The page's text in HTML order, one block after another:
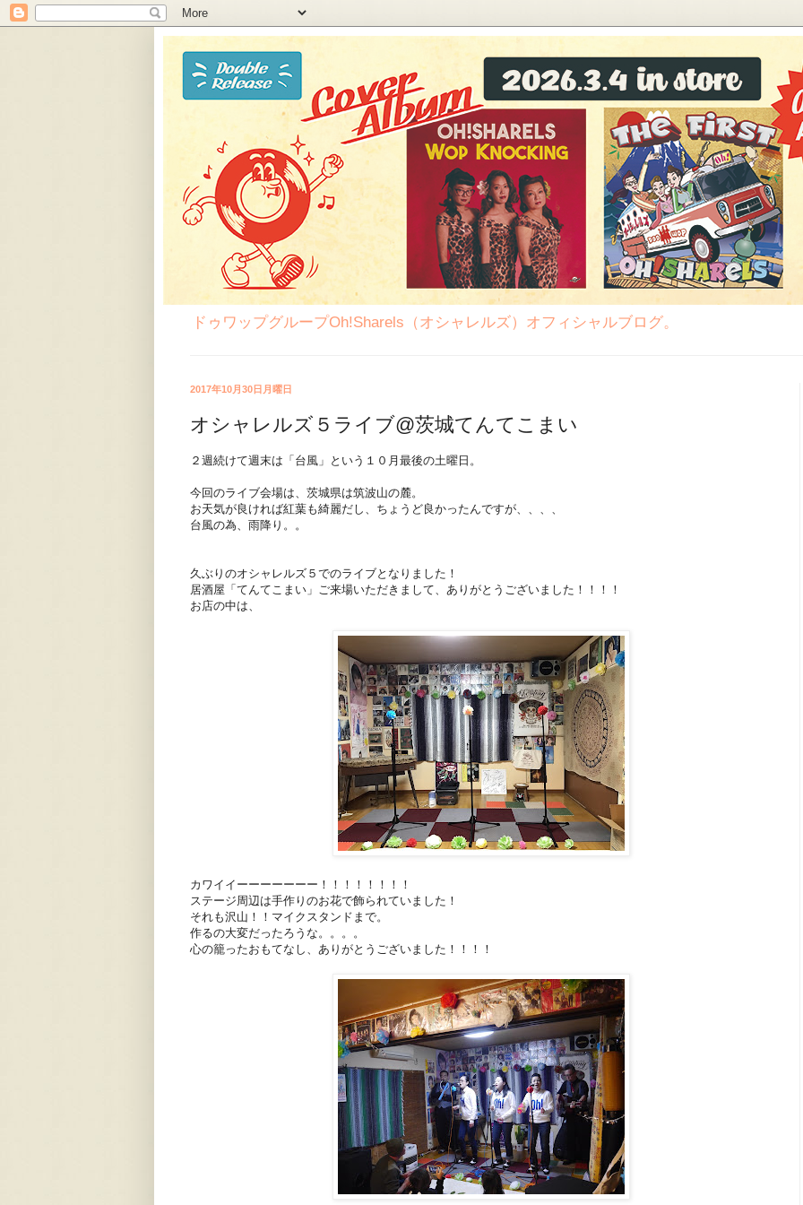
ドゥワップグループOh!Sharels（オシャレルズ）オフィシャルブログ。
2017年10月30日月曜日
オシャレルズ５ライブ@茨城てんてこまい
２週続けて週末は「台風」という１０月最後の土曜日。
今回のライブ会場は、茨城県は筑波山の麓。
お天気が良ければ紅葉も綺麗だし、ちょうど良かったんですが、、、、
台風の為、雨降り。。
久ぶりのオシャレルズ５でのライブとなりました！
居酒屋「てんてこまい」ご来場いただきまして、ありがとうございました！！！！
お店の中は、
カワイイーーーーーーー！！！！！！！！
ステージ周辺は手作りのお花で飾られていました！
それも沢山！！マイクスタンドまで。
作るの大変だったろうな。。。。
心の籠ったおもてなし、ありがとうございました！！！！